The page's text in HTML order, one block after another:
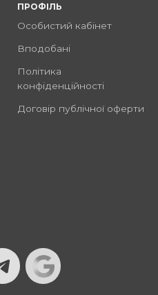
ПРОФІЛЬ
Особистий кабінет
Вподобані
Політика
конфіденційності
Договір публічної оферти